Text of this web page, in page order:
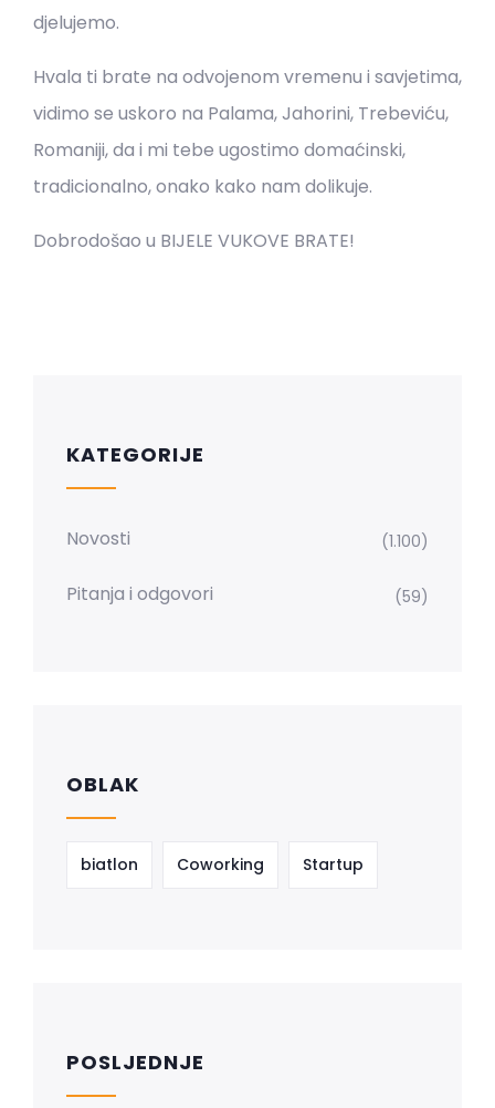
djelujemo.
Hvala ti brate na odvojenom vremenu i savjetima,
vidimo se uskoro na Palama, Jahorini, Trebeviću,
Romaniji, da i mi tebe ugostimo domaćinski,
tradicionalno, onako kako nam dolikuje.
Dobrodošao u BIJELE VUKOVE BRATE!
KATEGORIJE
Novosti (1.100)
Pitanja i odgovori (59)
OBLAK
biatlon Coworking Startup
POSLJEDNJE